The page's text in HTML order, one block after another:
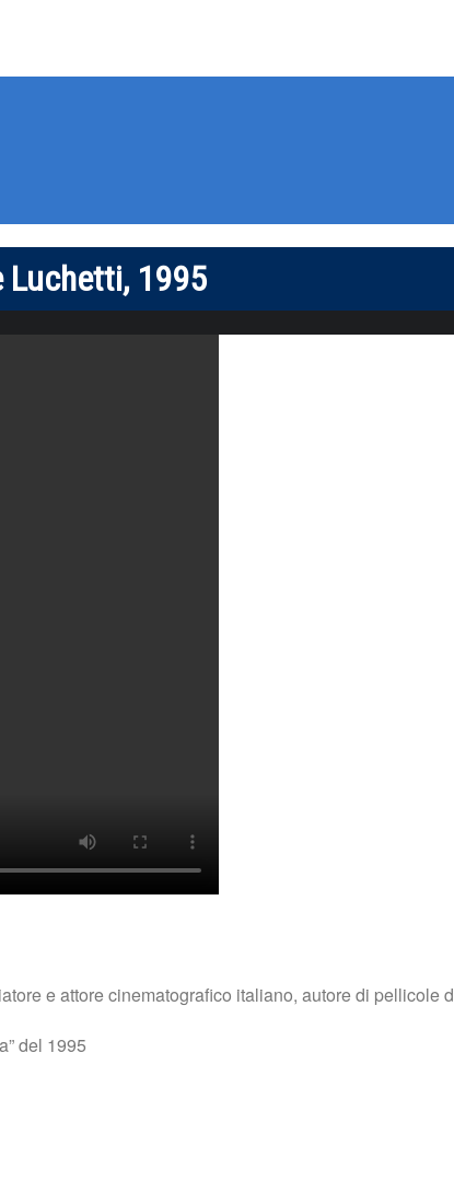
Luchetti, 1995
e attore cinematografico italiano, autore di pellicole
del 1995